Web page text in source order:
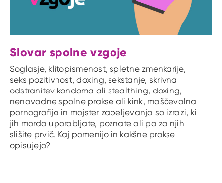
Slovar spolne vzgoje
Soglasje, klitopismenost, spletne zmenkarije,
seks pozitivnost, doxing, sekstanje, skrivna
odstranitev kondoma ali stealthing, doxing,
nenavadne spolne prakse ali kink, maščevalna
pornografija in mojster zapeljevanja so izrazi, ki
jih morda uporabljate, poznate ali pa za njih
slišite prvič. Kaj pomenijo in kakšne prakse
opisujejo?